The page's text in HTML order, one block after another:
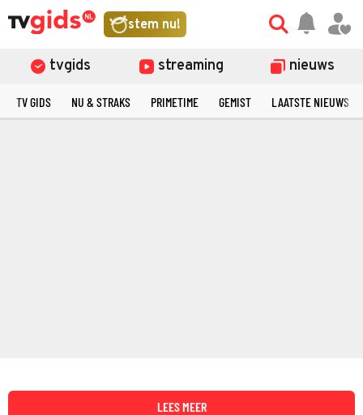
stem nu!
tvgids streaming nieuws
TV GIDS NU & STRAKS PRIMETIME GEMIST LAATSTE NIEUWS
LEES MEER